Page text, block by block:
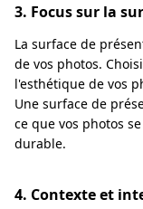
3. Focus sur la
La surface de
de vos photos.
l'esthétique de vos
Une surface de
ce que vos photos
durable.
4. Contexte et